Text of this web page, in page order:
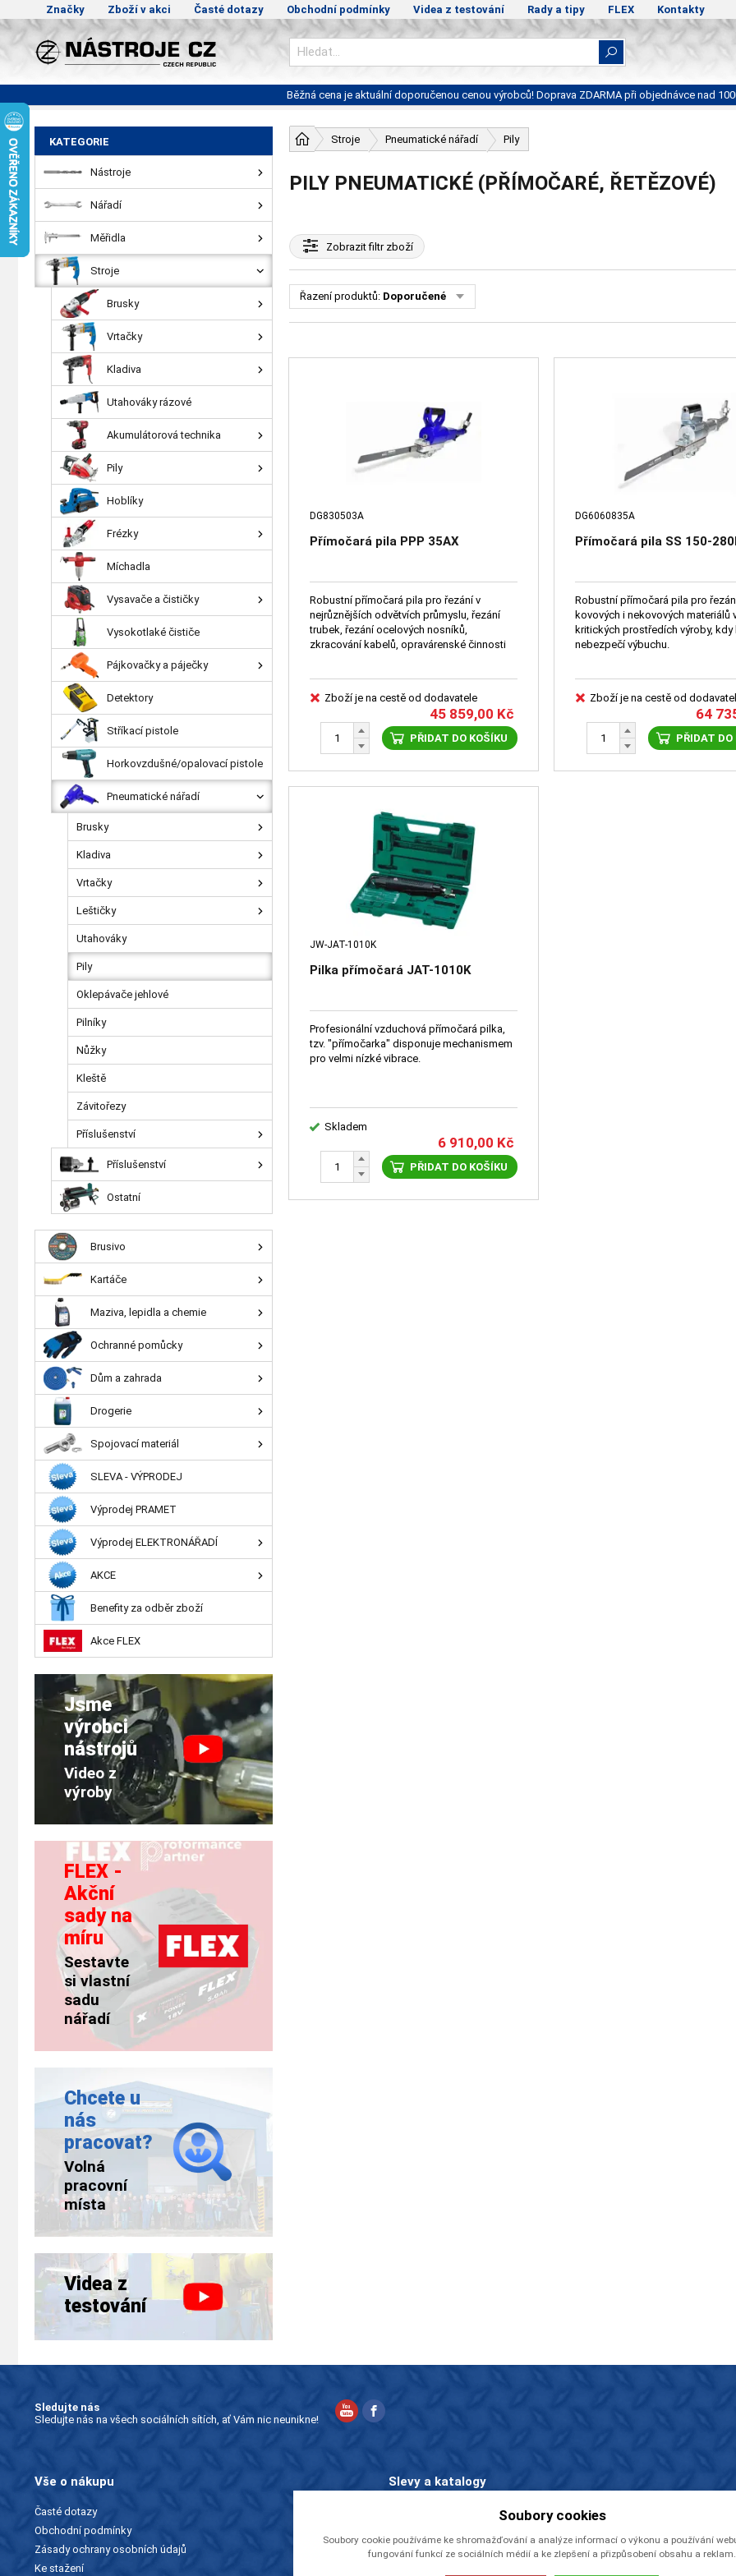
Značky Zboží v akci Časté dotazy Obchodní podmínky Videa z testování Rady a tipy FLEX Kontakty
Běžná cena je aktuální doporučenou cenou výrobců! Doprava ZDARMA při objednávce nad
Stroje Pneumatické nářadí Pily
PILY PNEUMATICKÉ (PŘÍMOČARÉ, ŘETĚZOVÉ)
Zobrazitfiltr zboží
Řazení produktů: Doporučené
DG830503A
Přímočará pila PPP 35AX
Robustní přímočará pila pro řezání v
nejrůznějších odvětvích průmyslu, řezání
trubek, řezání ocelových nosníků,
zkracování kabelů, opravárenské činnosti
Zboží je na cestě od dodavatele
45 859,00 Kč
PŘIDAT DO KOŠÍKU
DG6060835A
Přímočará pila SS 150-
Robustní přímočará pila pro
kovových i nekovových materiálů
kritických prostředích výroby, kdy
nebezpečí výbuchu.
Zboží je na cestě od
64
PŘIDAT DO
JW-JAT-1010K
Pilka přímočará JAT-1010K
Profesionální vzduchová přímočará pilka,
tzv. "přímočarka" disponuje mechanismem
pro velmi nízké vibrace.
Skladem
6 910,00 Kč
PŘIDAT DO KOŠÍKU
KATEGORIE
Nástroje
Nářadí
Měřidla
Stroje
Brusky
Vrtačky
Kladiva
Utahováky rázové
Akumulátorová technika
Pily
Hoblíky
Frézky
Míchadla
Vysavače a čističky
Vysokotlaké čističe
Pájkovačky a páječky
Detektory
Stříkací pistole
Horkovzdušné/opalovací pistole
Pneumatické nářadí
Brusky
Kladiva
Vrtačky
Leštičky
Utahováky
Pily
Oklepávače jehlové
Pilníky
Nůžky
Kleště
Závitořezy
Příslušenství
Příslušenství
Ostatní
Brusivo
Kartáče
Maziva, lepidla a chemie
Ochranné pomůcky
Dům a zahrada
Drogerie
Spojovací materiál
SLEVA - VÝPRODEJ
Výprodej PRAMET
Výprodej ELEKTRONÁŘADÍ
AKCE
Benefity za odběr zboží
Akce FLEX
Jsme
výrobci
nástrojů
Video z
výroby
FLEX -
Akční
sady na
míru
Sestavte
si vlastní
sadu
nářadí
Chcete u
nás
pracovat?
Volná
pracovní
místa
Videa z
testování
Sledujte nás
Sledujte nás na všech sociálních sítích, ať Vám nic neunikne!
Vše o nákupu
Časté dotazy
Obchodní podmínky
Zásady ochrany osobních údajů
Ke stažení
Slevy a katalogy
Rady a tipy
Soubory cookies
Soubory cookie používáme ke shromažďování a analýze informací o výkonu a používání
fungování funkcí ze sociálních médií a ke zlepšení a přizpůsobení obsahu a reklam.